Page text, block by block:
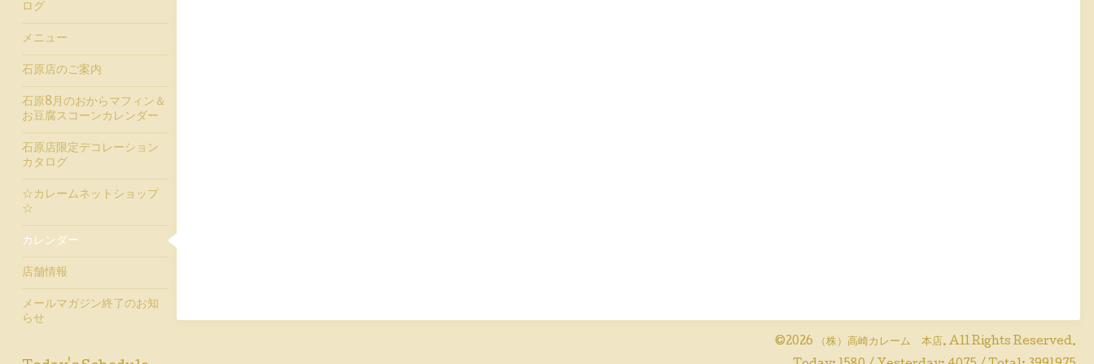
©2026 （株）高崎カレーム 本店. All Rights Reserved.
ログ
メニュー
石原店のご案内
石原8月のおからマフィン＆
お豆腐スコーンカレンダー
石原店限定デコレーション
カタログ
☆カレームネットショップ
☆
カレンダー
店舗情報
メールマガジン終了のお知
らせ